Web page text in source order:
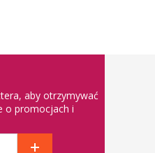
aby otrzymywać
o promocjach i